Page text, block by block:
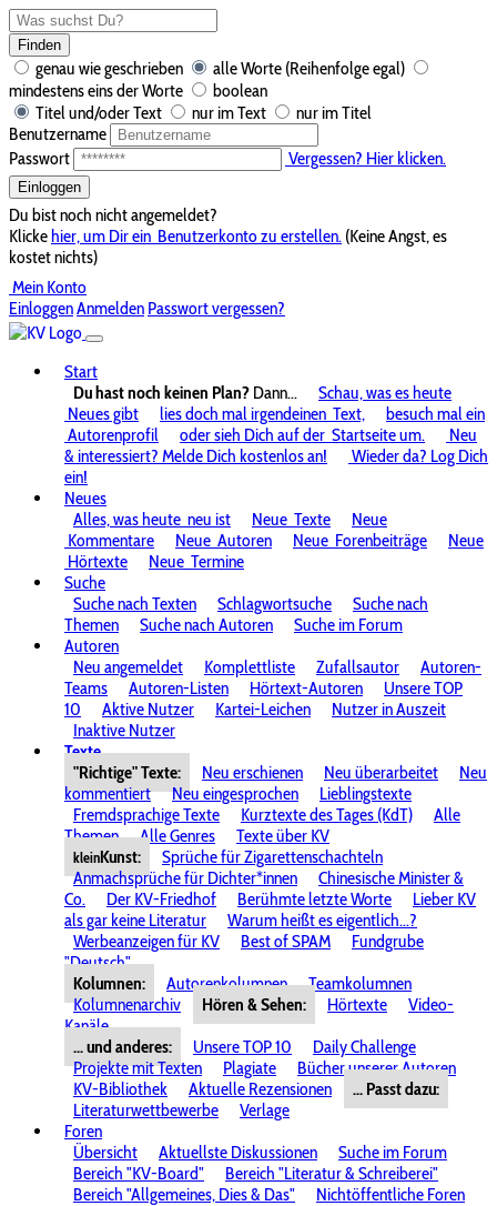
Finden
genau wie geschrieben
alle Worte (Reihenfolge egal)
mindestens eins der Worte
boolean
Titel und/oder Text
nur im Text
nur im Titel
Benutzername
Passwort
Vergessen? Hier klicken.
Einloggen
Du bist noch nicht angemeldet?
Klickehier, um Dir ein Benutzerkonto zu erstellen. (Keine Angst, es
kostet nichts)
Mein Konto
EinloggenAnmelden Passwort vergessen?
Start
Du hast noch keinen Plan? Dann...
Schau, was es heute
Neues gibt
lies doch mal irgendeinen Text,
besuch mal ein
Autorenprofil
oder sieh Dich auf der Startseite um.
Neu
& interessiert? Melde Dich kostenlos an!
Wieder da? Log Dich
ein!
Neues
Alles, was heute neu ist Neue Texte
Neue
Kommentare
Neue Autoren Neue Forenbeiträge
Neue
Hörtexte
Neue Termine
Suche
Suche nach Texten
Schlagwortsuche
Suche nach
Themen
Suche nach Autoren
Suche im Forum
Autoren
Neu angemeldet
Komplettliste Zufallsautor
Autoren-
Teams
Autoren-Listen Hörtext-Autoren
Unsere TOP
10
Aktive Nutzer Kartei-Leichen
Nutzer in Auszeit
Inaktive Nutzer
Texte
"Richtige" Texte:
Neu erschienen Neu überarbeitet
Neu
kommentiert
Neu eingesprochen
Lieblingstexte
Fremdsprachige Texte
Kurztexte des Tages (KdT)
Alle
Themen
Alle Genres Texte über KV
kleinKunst:
Sprüche für Zigarettenschachteln
Anmachsprüche für Dichter*innen
Chinesische Minister &
Co.
Der KV-Friedhof Berühmte letzte Worte
Lieber KV
als gar keine Literatur
Warum heißt es eigentlich...?
Werbeanzeigen für KV
Best of SPAM
Fundgrube
"Deutsch"
Kolumnen:
Autorenkolumnen
Teamkolumnen
Kolumnenarchiv
Hören & Sehen: Hörtexte
Video-
Kanäle
... und anderes:
Unsere TOP 10
Daily Challenge
Projekte mit Texten
Plagiate
Bücher unserer Autoren
KV-Bibliothek
Aktuelle Rezensionen
... Passt dazu:
Literaturwettbewerbe
Verlage
Foren
Übersicht
Aktuellste Diskussionen
Suche im Forum
Bereich "KV-Board"
Bereich "Literatur & Schreiberei"
Bereich "Allgemeines, Dies & Das"
Nichtöffentliche Foren